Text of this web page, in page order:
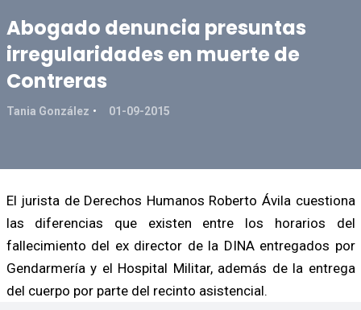
Abogado denuncia presuntas
irregularidades en muerte de
Contreras
Tania González 01-09-2015
El jurista de Derechos Humanos Roberto Ávila cuestiona
las diferencias que existen entre los horarios del
fallecimiento del ex director de la DINA entregados por
Gendarmería y el Hospital Militar, además de la entrega
del cuerpo por parte del recinto asistencial.